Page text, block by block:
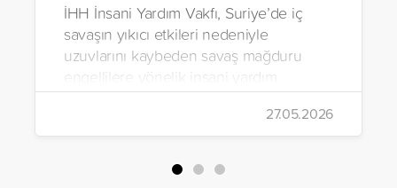
İHH İnsani Yardım Vakfı, Suriye’de iç
savaşın yıkıcı etkileri nedeniyle
uzuvlarını kaybeden savaş mağduru
engellilere yönelik insani yardım
çalışmalarını aralıksız sürdürüyor. Vakıf,
yürütülen son projeyle Suriye’nin Şam,
Halep, Hama, Humus ve İdlib
bölgelerinde zor şartlarda yaşayan
27.05.2026